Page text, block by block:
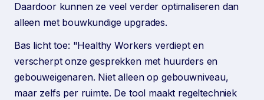
Daardoor kunnen ze veel verder optimaliseren dan
alleen met bouwkundige upgrades.
Bas licht toe: "Healthy Workers verdiept en
verscherpt onze gesprekken met huurders en
gebouweigenaren. Niet alleen op gebouwniveau,
maar zelfs per ruimte. De tool maakt regeltechniek